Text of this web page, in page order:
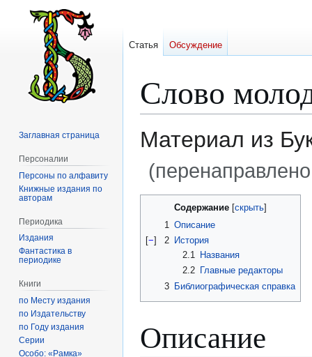
Слово
Материал из
Перейти
Перейти
Содержание
1 Описание
[−] 2
История
2.1
Названия
2.2 Главные редакторы
3 Библиографическая справка
Описание
Статья Обсуждение
Заглавная страница
Персоналии
Персоны по алфавиту
Книжные издания по
авторам
Периодика
Издания
Фантастика в
периодике
Книги
по Месту издания
по Издательству
по Году издания
Серии
Особо: «Рамка»